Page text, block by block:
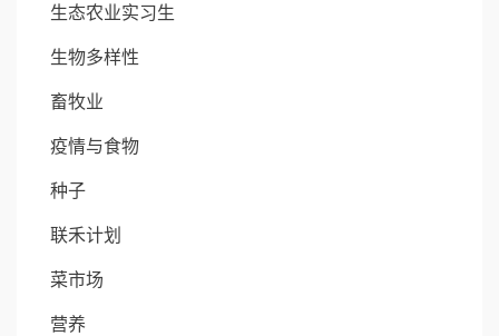
生态农业实习生
生物多样性
畜牧业
疫情与食物
种子
联禾计划
菜市场
营养